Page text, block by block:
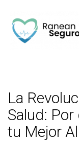
La
Salud:
tu Mejor